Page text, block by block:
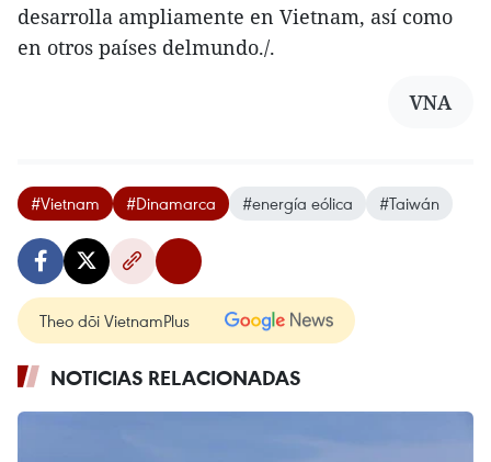
desarrolla ampliamente en Vietnam, así como
en otros países delmundo./.
VNA
#Vietnam #Dinamarca #energía eólica #Taiwán
Theo dõi VietnamPlus
NOTICIAS RELACIONADAS